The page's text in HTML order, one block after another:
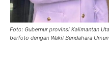
Foto: Gubernur provinsi Kalimantan
berfoto dengan Wakil Bendahara